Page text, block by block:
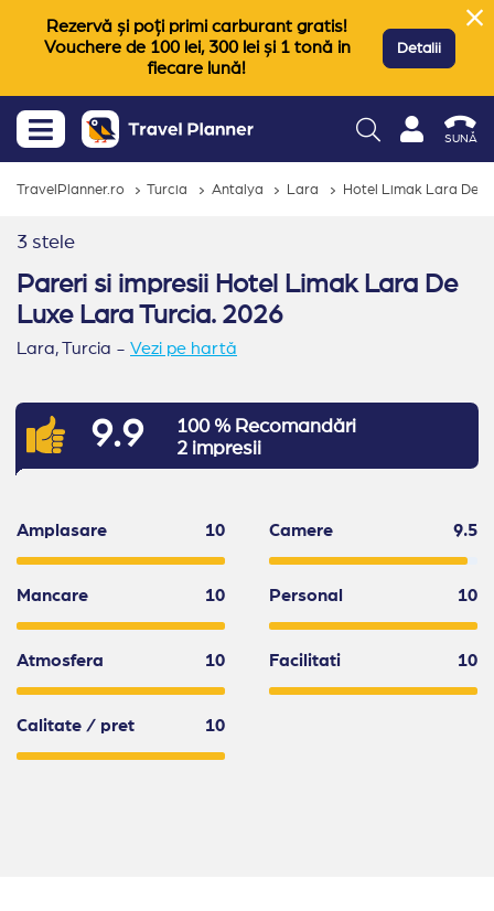
Rezervă și poți primi carburant gratis!
Vouchere de 100 lei, 300 lei și 1 tonă in
fiecare lună!
Detalii
SUNĂ
TravelPlanner.ro Turcia Antalya Lara Hotel Limak Lara De
3 stele
Pareri si impresii Hotel Limak Lara De
Luxe Lara Turcia. 2026
Lara,Turcia - Vezi pe hartă
9.9
100 % Recomandări
2 impresii
Amplasare 10 Camere 9.5
Mancare 10 Personal 10
Atmosfera 10 Facilitati 10
Calitate / pret 10